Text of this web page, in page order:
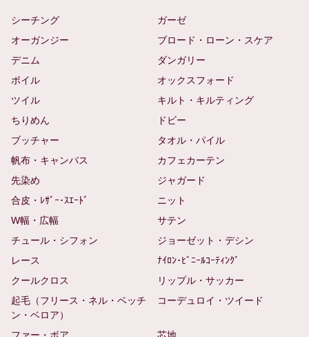
シーチング
ガーゼ
オーガンジー
ブロード・ローン・スケア
デニム
ダンガリー
ボイル
オックスフォード
ツイル
キルト・キルティング
ちりめん
ドビー
ブッチャー
タオル・パイル
帆布・キャンバス
カフェカーテン
先染め
ジャガード
合皮・ﾚｻﾞｰ･ｽｴｰﾄﾞ
ニット
W幅・広幅
サテン
チュール・シフォン
ジョーゼット・デシン
レース
ﾅｲﾛﾝ･ﾋﾞﾆｰﾙｺｰﾃｨﾝｸﾞ
クールクロス
リップル・サッカー
起毛（フリース・ネル・ベッチ
ン・ベロア）
コーデュロイ・ツイード
ファー・ボア
芯地